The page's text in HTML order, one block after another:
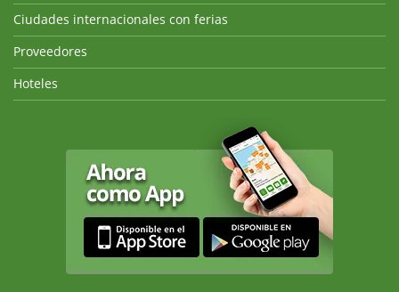
Ciudades internacionales con ferias
Proveedores
Hoteles